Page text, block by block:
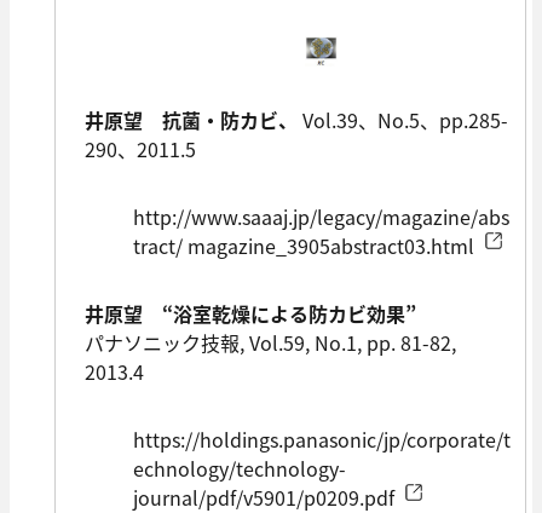
井原望 抗菌・防カビ、
Vol.39、No.5、pp.285-
290、2011.5
http://www.saaaj.jp/legacy/magazine/abs
tract/ magazine_3905abstract03.html
井原望 “浴室乾燥による防カビ効果”
パナソニック技報, Vol.59, No.1, pp. 81-82,
2013.4
https://holdings.panasonic/jp/corporate/t
echnology/technology-
journal/pdf/v5901/p0209.pdf